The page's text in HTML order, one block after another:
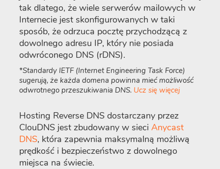
tak dlatego, że wiele serwerów mailowych w
Internecie jest skonfigurowanych w taki
sposób, że odrzuca pocztę przychodzącą z
dowolnego adresu IP, który nie posiada
odwróconego DNS (rDNS).
*Standardy IETF (Internet Engineering Task Force)
sugerują, że każda domena powinna mieć możliwość
odwrotnego przeszukiwania DNS. Ucz się więcej
Hosting Reverse DNS dostarczany przez
ClouDNS jest zbudowany w sieci Anycast
DNS, która zapewnia maksymalną możliwą
prędkość i bezpieczeństwo z dowolnego
miejsca na świecie.